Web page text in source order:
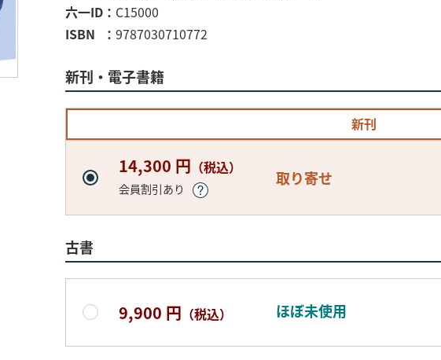
六一ID
C15000
ISBN
9787030710772
新刊・電子書籍
新刊
14,300 円 （税込）
会員割引あり
取り寄せ
古書
9,900 円 （税込） ほぼ未使用